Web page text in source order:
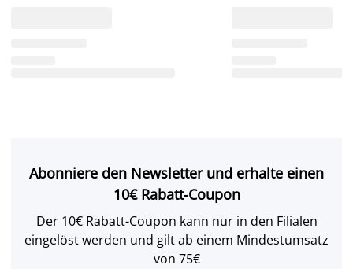
Abonniere den Newsletter und erhalte einen
10€ Rabatt-Coupon
Der 10€ Rabatt-Coupon kann nur in den Filialen
eingelöst werden und gilt ab einem Mindestumsatz
von 75€